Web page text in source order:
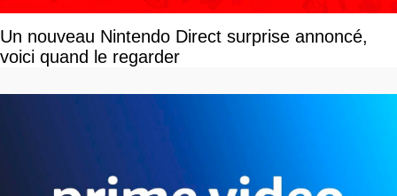
Un nouveau Nintendo Direct surprise annoncé,
voici quand le regarder